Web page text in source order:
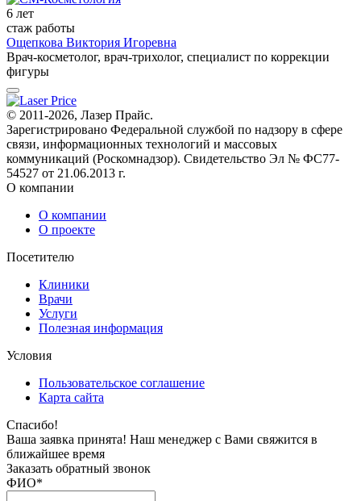
6 лет
стаж работы
Ощепкова Виктория Игоревна
Врач-косметолог, врач-трихолог, специалист по коррекции
фигуры
© 2011-2026, Лазер Прайс.
Зарегистрировано Федеральной службой по надзору в сфере
связи, информационных технологий и массовых
коммуникаций (Роскомнадзор). Свидетельство Эл № ФС77-
54527 от 21.06.2013 г.
О компании
О компании
О проекте
Посетителю
Клиники
Врачи
Услуги
Полезная информация
Условия
Пользовательское соглашение
Карта сайта
Спасибо!
Ваша заявка принята! Наш менеджер с Вами свяжится в
ближайшее время
Заказать обратный звонок
ФИО*